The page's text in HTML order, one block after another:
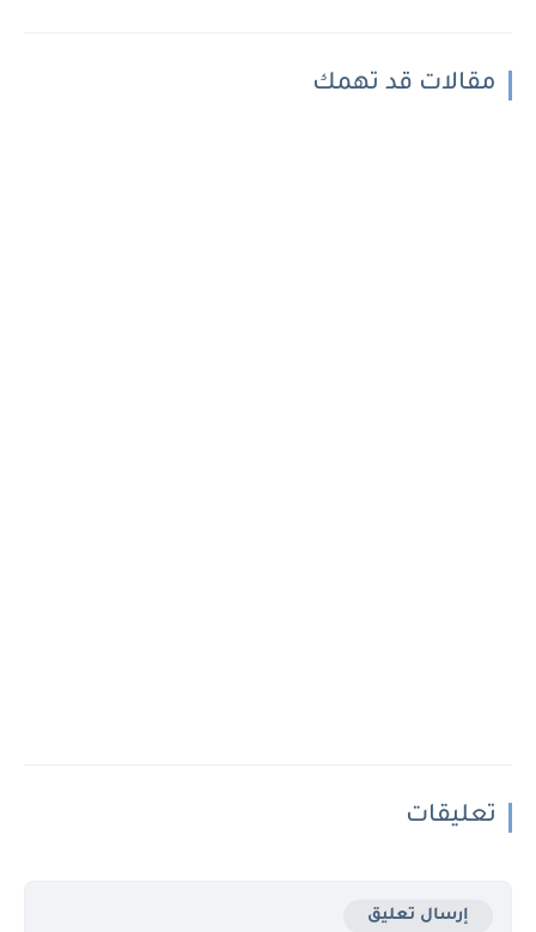
مقالات قد تهمك
تعليقات
إرسال تعليق